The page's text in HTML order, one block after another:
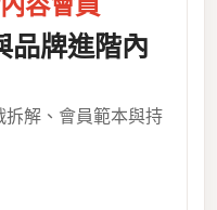
容會員
品牌進階內
解、會員範本與持